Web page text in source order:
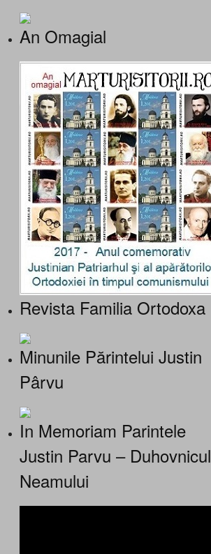
An Omagial
Revista Familia Ortodoxa
Minunile Părintelui Justin
Pârvu
In Memoriam Parintele
Justin Parvu – Duhovnicul
Neamului